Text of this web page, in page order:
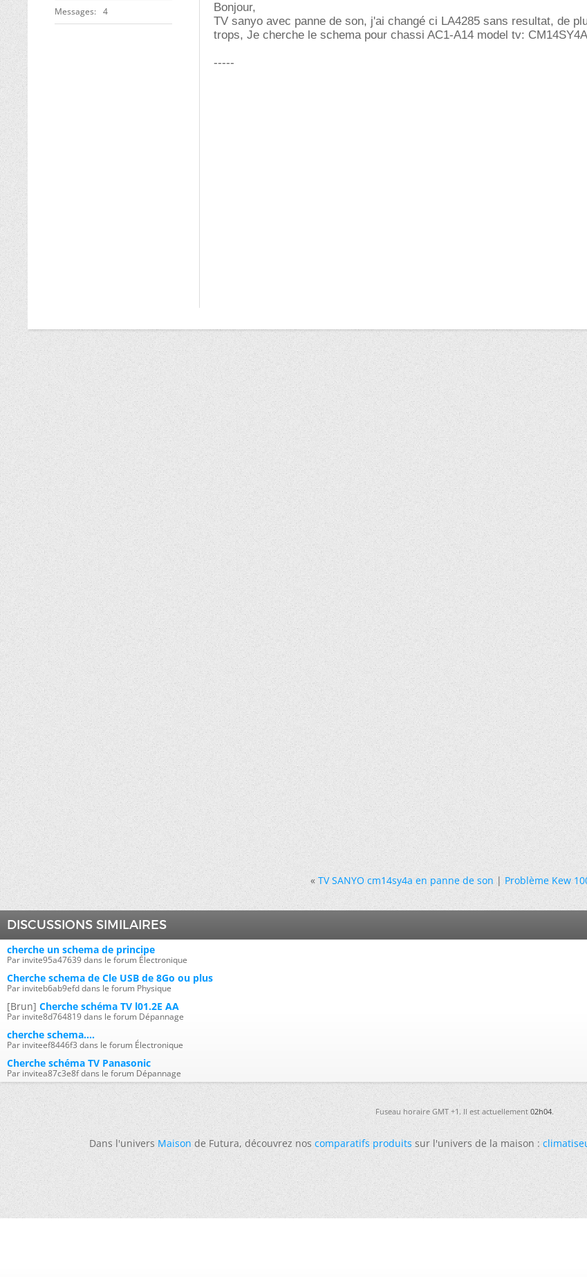
Messages 4
Bonjour,
TV sanyo avec panne de son, j'ai changé ci LA4285 sans resultat, de
trops, Je cherche le schema pour chassi AC1-A14 model tv:
-----
« TV SANYO cm14sy4a en panne de son|Problème Kew
DISCUSSIONS SIMILAIRES
cherche un schema de principe
Par invite95a47639 dans le forum Électronique
Cherche schema de Cle USB de 8Go ou plus
Par inviteb6ab9efd dans le forum Physique
[Brun] Cherche schéma TV l01.2E AA
Par invite8d764819 dans le forum Dépannage
cherche schema....
Par inviteef8446f3 dans le forum Électronique
Cherche schéma TV Panasonic
Par invitea87c3e8f dans le forum Dépannage
Fuseau horaire GMT +1. Il est actuellement02h04.
Dans l'universMaisonde Futura, découvrez noscomparatifs produitssur l'univers de la maison :